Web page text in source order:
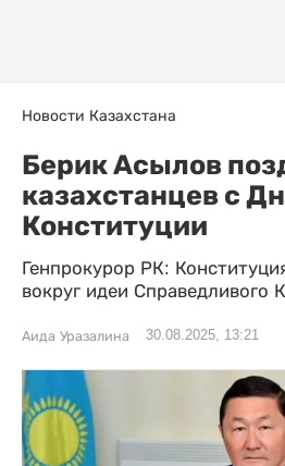
Новости Казахстана
Берик Асылов
казахстанцев с
Конституции
Генпрокурор РК:
вокруг идеи Справедливого
Аида Уразалина 30.08.2025, 13:21